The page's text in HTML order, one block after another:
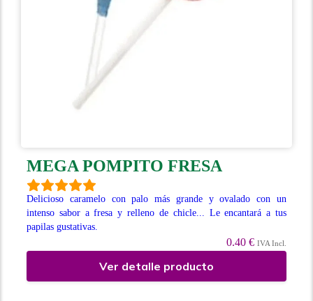
MEGA POMPITO FRESA
Delicioso caramelo con palo más grande y ovalado con un
intenso sabor a fresa y relleno de chicle... Le encantará a tus
papilas gustativas.
0.40 € IVA Incl.
Ver detalle producto